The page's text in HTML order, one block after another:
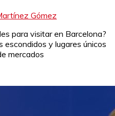
Gómez
para visitar en Barcelona?
escondidos y lugares únicos
mercados